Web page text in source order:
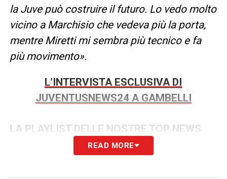
la Juve può costruire il futuro. Lo vedo molto
vicino a Marchisio che vedeva più la porta,
mentre Miretti mi sembra più tecnico e fa
più movimento».
L’INTERVISTA ESCLUSIVA DI
JUVENTUSNEWS24 A GAMBELLI
LA PLAYLIST DELLE NOSTRE TOP NEWS
READ MORE